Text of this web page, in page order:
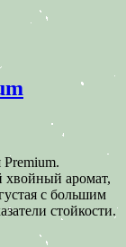
аромат,
с большим
стойкости.